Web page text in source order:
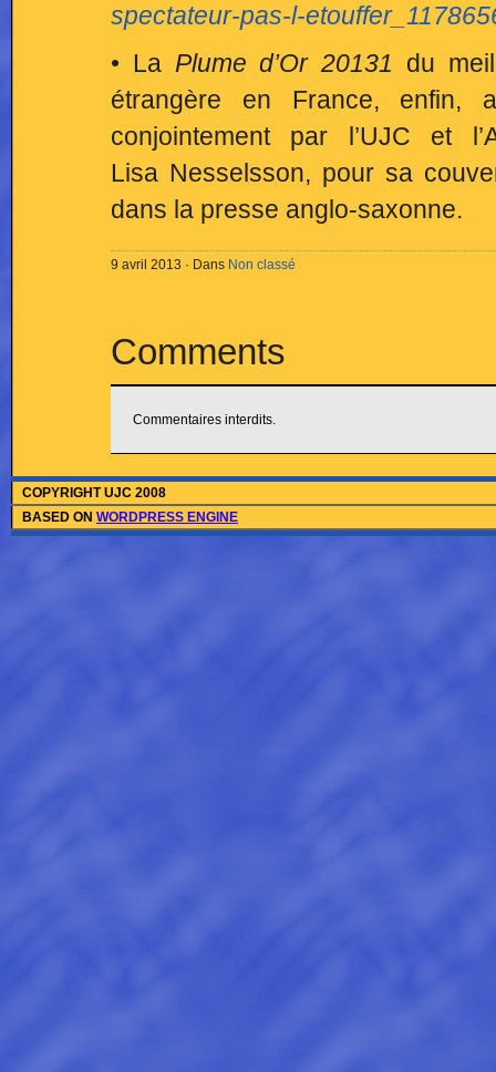
spectateur-pas-l-
• La Plume d’Or 20131 du
étrangère en France, enfin,
conjointement par l’UJC et
Lisa Nesselsson, pour sa
dans la presse anglo-saxonne.
9 avril 2013 · Dans Non classé
Comments
Commentaires interdits.
COPYRIGHT UJC 2008
BASED ON WORDPRESS ENGINE